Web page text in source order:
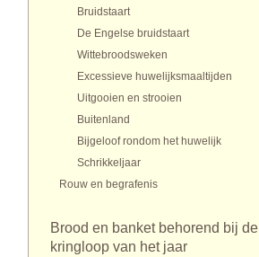
Bruidstaart
De Engelse bruidstaart
Wittebroodsweken
Excessieve huwelijksmaaltijden
Uitgooien en strooien
Buitenland
Bijgeloof rondom het huwelijk
Schrikkeljaar
Rouw en begrafenis
Brood en banket behorend bij de
kringloop van het jaar